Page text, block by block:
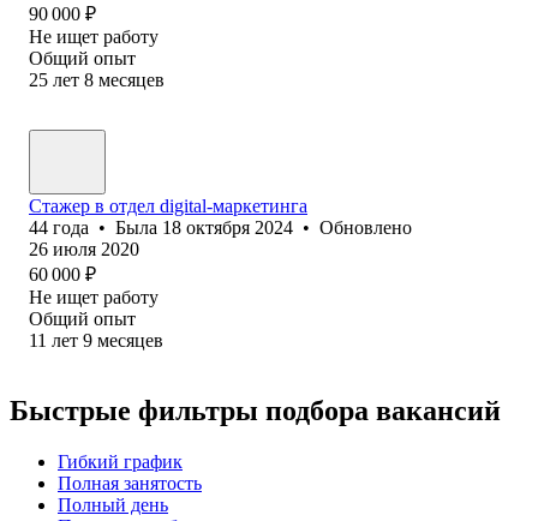
90 000 ₽
Не ищет работу
Общий опыт
25 лет 8 месяцев
Стажер в отдел digital-маркетинга
44 года • Была 18 октября 2024 • Обновлено
26 июля 2020
60 000 ₽
Не ищет работу
Общий опыт
11 лет 9 месяцев
Быстрые фильтры подбора вакансий
Гибкий график
Полная занятость
Полный день